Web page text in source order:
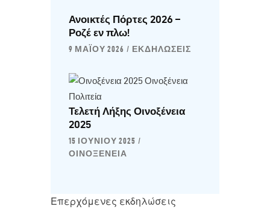
Ανοικτές Πόρτες 2026 –
Ροζέ εν πλω!
9 ΜΑΪ́ΟΥ 2026 ΕΚΔΗΛΏΣΕΙΣ
Τελετή Λήξης Οινοξένεια
2025
15 ΙΟΥΝΊΟΥ 2025
ΟΙΝΟΞΈΝΕΙΑ
Επερχόμενες εκδηλώσεις